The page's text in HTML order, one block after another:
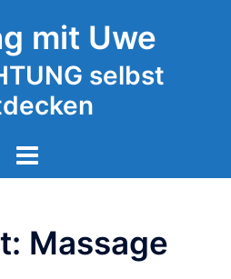
mit Uwe
selbst
Massage